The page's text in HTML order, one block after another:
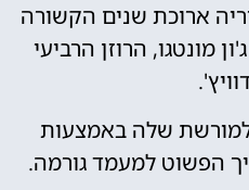
ארוכת שנים הקשורה
מונטגו, הרוזן הרביעי
שלה באמצעות
הפשוט למעמד גורמה.